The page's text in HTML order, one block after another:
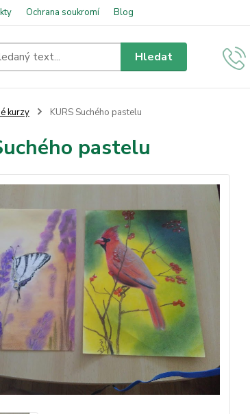
Ochrana soukromí Blog
Hledat
kurzy KURS Suchého pastelu
pastelu